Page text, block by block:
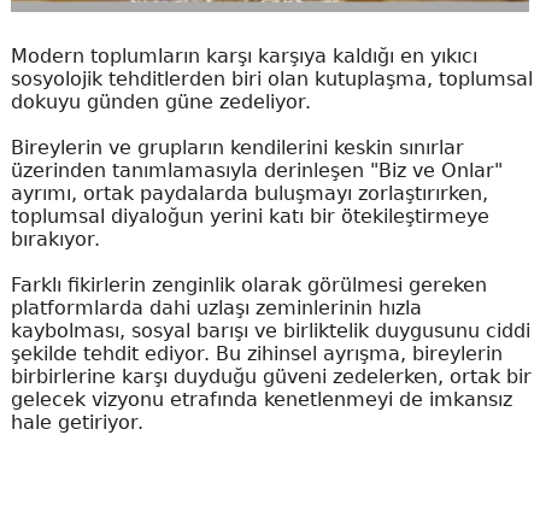
Modern toplumların karşı karşıya kaldığı en yıkıcı
sosyolojik tehditlerden biri olan kutuplaşma, toplumsal
dokuyu günden güne zedeliyor.
Bireylerin ve grupların kendilerini keskin sınırlar
üzerinden tanımlamasıyla derinleşen "Biz ve Onlar"
ayrımı, ortak paydalarda buluşmayı zorlaştırırken,
toplumsal diyaloğun yerini katı bir ötekileştirmeye
bırakıyor.
Farklı fikirlerin zenginlik olarak görülmesi gereken
platformlarda dahi uzlaşı zeminlerinin hızla
kaybolması, sosyal barışı ve birliktelik duygusunu ciddi
şekilde tehdit ediyor. Bu zihinsel ayrışma, bireylerin
birbirlerine karşı duyduğu güveni zedelerken, ortak bir
gelecek vizyonu etrafında kenetlenmeyi de imkansız
hale getiriyor.